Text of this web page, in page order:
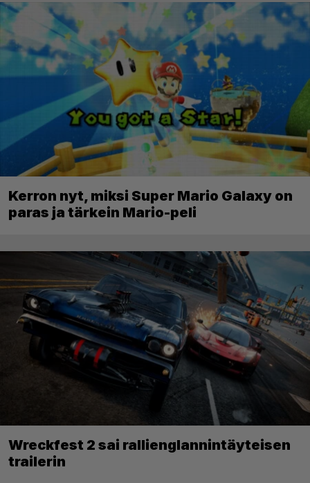
Kerron nyt, miksi Super Mario Galaxy on
paras ja tärkein Mario-peli
Wreckfest 2 sai rallienglannintäyteisen
trailerin